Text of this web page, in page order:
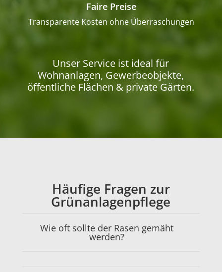
Faire Preise
Transparente Kosten ohne Überraschungen
Unser Service ist ideal für
Wohnanlagen, Gewerbeobjekte,
öffentliche Flächen & private Gärten.
Häufige Fragen zur
Grünanlagenpflege
Wie oft sollte der Rasen gemäht
werden?